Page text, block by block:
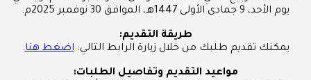
يوم الأحد، 9 جمادى الأولى 1447هـ، الموافق 30 نوفمبر 2025م.
طريقة التقديم:
يمكنك تقديم طلبك من خلال زيارة الرابط التالي:اضغط هنا.
مواعيد التقديم وتفاصيل الطلبات: